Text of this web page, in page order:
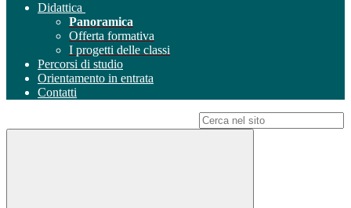
Didattica
Panoramica
Offerta formativa
I progetti delle classi
Percorsi di studio
Orientamento in entrata
Contatti